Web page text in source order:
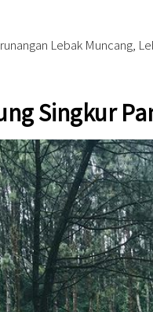
Lebak Muncang,
Singkur